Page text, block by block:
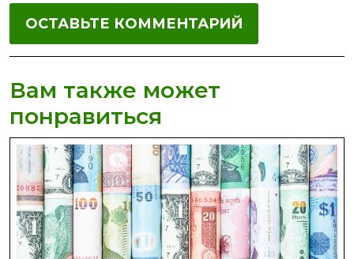
Вам также может
понравиться